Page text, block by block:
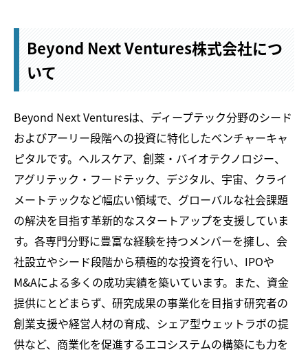
Beyond Next Ventures株式会社につ
いて
Beyond Next Venturesは、ディープテック分野のシード
およびアーリー段階への投資に特化したベンチャーキャ
ピタルです。ヘルスケア、創薬・バイオテクノロジー、
アグリテック・フードテック、デジタル、宇宙、クライ
メートテックなど幅広い領域で、グローバルな社会課題
の解決を目指す革新的なスタートアップを支援していま
す。各専門分野に豊富な経験を持つメンバーを擁し、会
社設立やシード段階から積極的な投資を行い、IPOや
M&Aによる多くの成功実績を築いています。また、資金
提供にとどまらず、研究成果の事業化を目指す研究者の
創業支援や経営人材の育成、シェア型ウェットラボの提
供など、商業化を促進するエコシステムの構築にも力を